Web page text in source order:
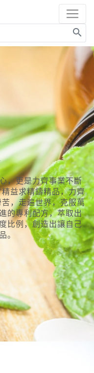
search
，更是力齊事業不斷
益求精鑄精品，力齊
，走遍世界，克服萬
的專利配方，萃取出
比例，創造出讓自己
。